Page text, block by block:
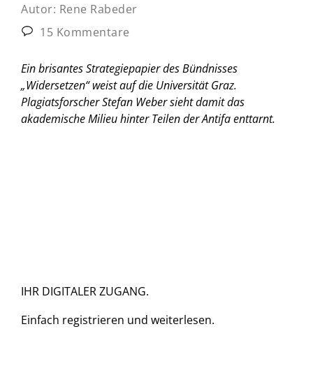
Autor: Rene Rabeder
15 Kommentare
Ein brisantes Strategiepapier des Bündnisses
„Widersetzen“ weist auf die Universität Graz.
Plagiatsforscher Stefan Weber sieht damit das
akademische Milieu hinter Teilen der Antifa enttarnt.
IHR DIGITALER ZUGANG.
Einfach registrieren und weiterlesen.